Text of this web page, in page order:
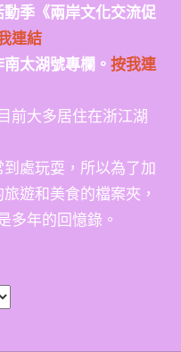
動季《兩岸文化交流促
連結
太湖號專欄。 按我連
前大多居住在浙江湖
處玩耍，所以為了加
遊和美食的檔案夾，
多年的回憶錄。